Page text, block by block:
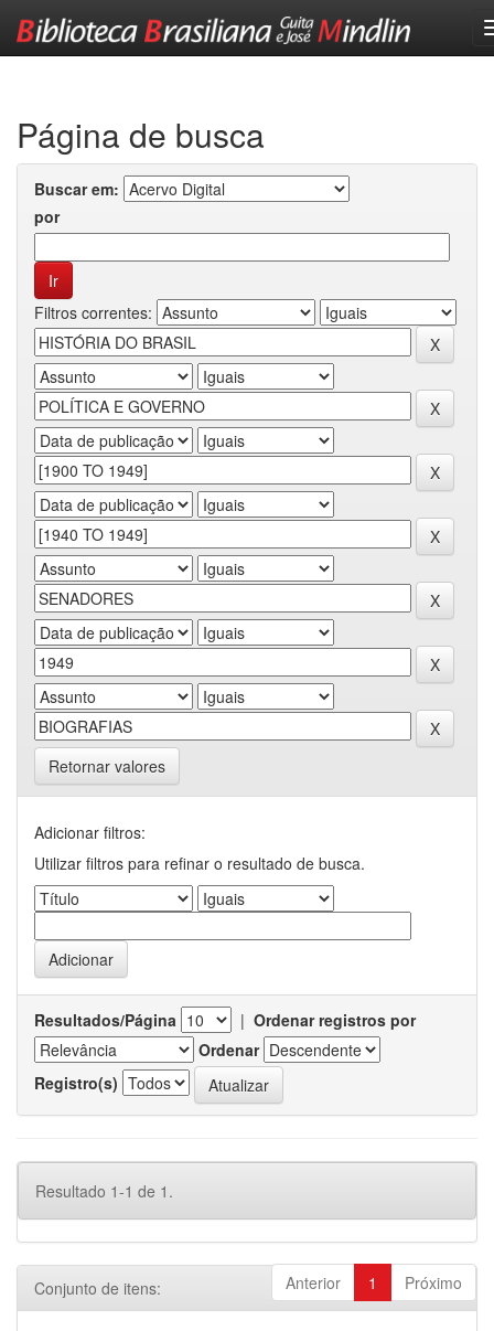
Página de busca
Buscar em:
por
Filtros correntes:
Retornar valores
Adicionar filtros:
Utilizar filtros para refinar o resultado de busca.
Resultados/Página | Ordenar registros por
Ordenar
Registro(s)
Resultado 1-1 de 1.
Anterior 1 Próximo
Conjunto de itens: